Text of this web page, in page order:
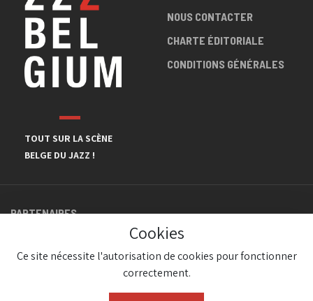
TOUT SUR LA SCÈNE
BELGE DU JAZZ !
NOUS CONTACTER
CHARTE ÉDITORIALE
CONDITIONS GÉNÉRALES
PARTENAIRES
Cookies
Ce site nécessite l'autorisation de cookies pour fonctionner
correctement.